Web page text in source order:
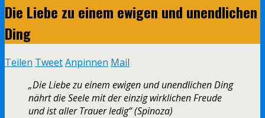
Die Liebe zu einem ewigen und unendlichen
Ding
Teilen TweetAnpinnen Mail
„Die Liebe zu einem ewigen und unendlichen Ding
nährt die Seele mit der einzig wirklichen Freude
und ist aller Trauer ledig“ (Spinoza)